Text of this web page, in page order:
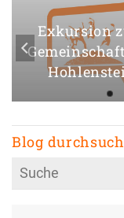
Exkursion
Blog
Search
for: